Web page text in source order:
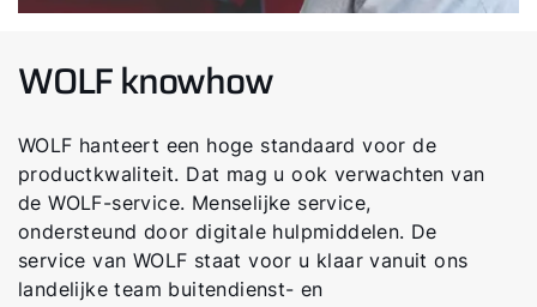
WOLF knowhow
WOLF hanteert een hoge standaard voor de
productkwaliteit. Dat mag u ook verwachten van
de WOLF-service. Menselijke service,
ondersteund door digitale hulpmiddelen. De
service van WOLF staat voor u klaar vanuit ons
landelijke team buitendienst- en